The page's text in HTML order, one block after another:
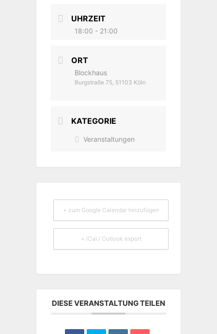
UHRZEIT
18:00 - 21:00
ORT
Blockhaus
Burgstraße 75, 51103 Köln
KATEGORIE
Veranstaltungen
+ zum Google Calendar hinzufügen
+ iCal / Outlook export
DIESE VERANSTALTUNG TEILEN